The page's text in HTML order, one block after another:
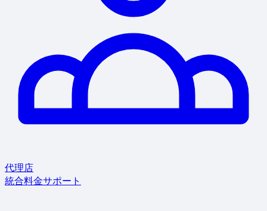
代理店
統合料金サポート